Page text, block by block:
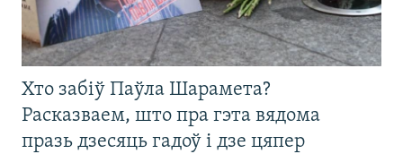
Хто забіў Паўла Шарамета?
Расказваем, што пра гэта вядома
празь дзесяць гадоў і дзе цяпер